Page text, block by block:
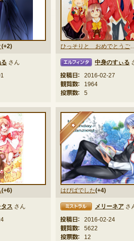
ジ
ームをプレイできません。
(+2)
さん
ひっそりと おめ
中身のすぃる
投稿日：
2016-02-27
観覧数：
1964
投票数：
5
(+6)
ス さん
はぴばでした(+4)
ミストラル メリーネア さ
投稿日：
2016-02-24
観覧数：
5622
投票数：
12